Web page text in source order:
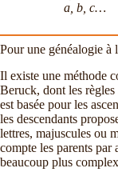
a, b, c…
Pour une généalogie à
Il existe une méthode
Beruck, dont les
est basée pour les
les descendants
lettres, majuscules ou
compte les parents par
beaucoup plus